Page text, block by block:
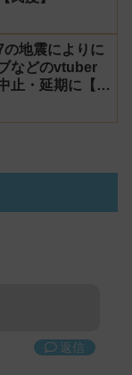
の地震によりに
などのvtuber
止・延期に【不
返信